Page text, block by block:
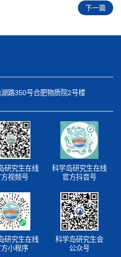
下一篇
路350号合肥物质院2号楼
研究生在线
方视频号
科学岛研究生在线
官方抖音号
研究生在线
方小程序
科学岛研究生会
公众号